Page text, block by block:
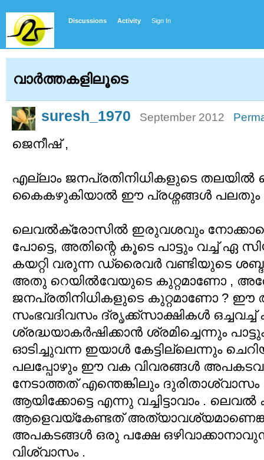
Discussions Activity Sign In
വാര്‍ത്തകളിലൂടെ
suresh_1970 September 2012
ജെനീഷ് ,
എല്ലാം ജനപ്രതിനിധികളുടെ തലയില്‍
കൈകഴുകിയാല്‍ ഈ പ്രശ്നങ്ങള്‍ പലതും
ലെവല്‍ക്രോസില്‍ ഇരുവശവും
പോട്ടെ, അതിന്റെ കൂടെ പാട്ടും വച്ച് ഏ
കയറ്റി വരുന്ന ഡ്രൈവര്‍ വണ്ടിയുടെ
അതു റെയില്‍വേയുടെ കുറ്റമാണോ ,
ജനപ്രതിനിധികളുടെ കുറ്റമാണോ ?
സംഭവദിവസം ദ്രൃക്ക്സാക്ഷികള്‍ ഒച്ചവച്ച്
ശ്രദ്ധയാകര്‍ഷിക്കാന്‍ ശ്രമിച്ചെന്നും
ഓടിച്ചുവന്ന ഇയാള്‍ കേട്ടില്ലെന്നും
പലപ്പോഴും ഈ വക വിവരങ്ങള്‍
നേടാത്തത് എന്തെങ്കിലും ദുരിതാശ്വാസം
ആയിക്കോട്ടെ എന്നു വച്ചിട്ടാവാം .
ആളെവയ്കേണ്ടത്
അപകടങ്ങള്‍ ഒരു പക്ഷേ
വിശ്വാസം .